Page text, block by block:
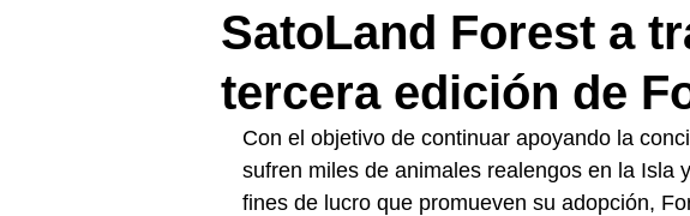
SatoLand Forest a
tercera edición de
Con el objetivo de continuar apoyando la
sufren miles de animales realengos en la Isla
fines de lucro que promueven su adopción,